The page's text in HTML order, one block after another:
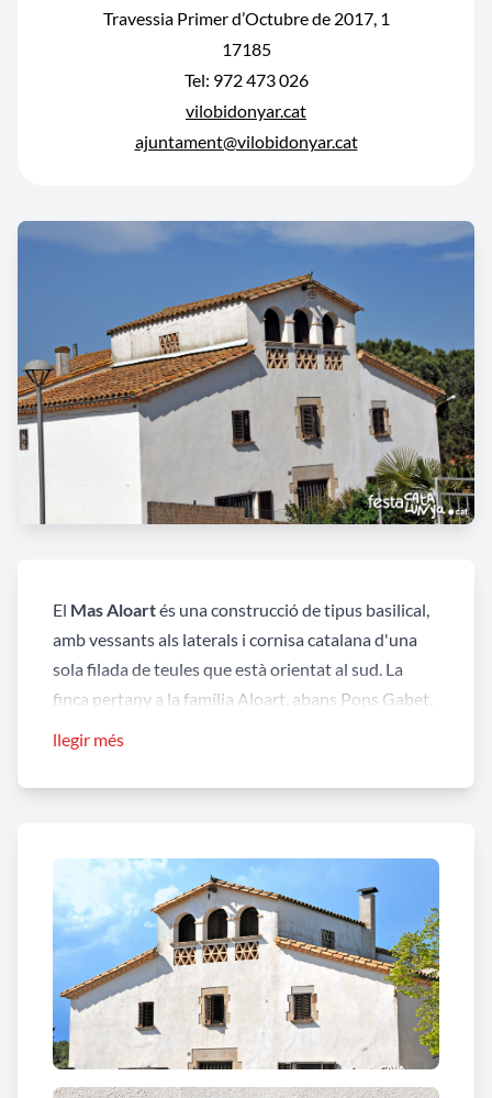
Travessia Primer d’Octubre de 2017, 1
17185
Tel: 972 473 026
vilobidonyar.cat
ajuntament@vilobidonyar.cat
El Mas Aloartés una construcció de tipus basilical,
amb vessants als laterals i cornisa catalana d'una
sola filada de teules que està orientat al sud. La
finca pertany a la família Aloart, abans Pons Gabet,
a terme una important reforma.
llinda monolítica i a sobre una finestra
quadrangular amb brancals i llinda de pedra amb la
inscripció "16 PONS GABET 90", que és la data de
construcció i el nom del propietari. La finestra del
primer pis de la dreta també és de pedra i la resta
d'obertures són simples. A les golfes trobem una
galeria de tres arcs de mig punt i barana de gelosia
de rajols. El parament és arrebossat i pintat de
llegir més